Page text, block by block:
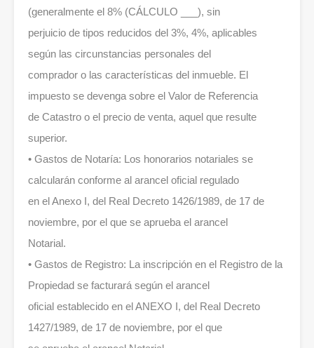
(generalmente el 8% (CÁLCULO ___), sin
perjuicio de tipos reducidos del 3%, 4%, aplicables
según las circunstancias personales del
comprador o las características del inmueble. El
impuesto se devenga sobre el Valor de Referencia
de Catastro o el precio de venta, aquel que resulte
superior.
• Gastos de Notaría: Los honorarios notariales se
calcularán conforme al arancel oficial regulado
en el Anexo I, del Real Decreto 1426/1989, de 17 de
noviembre, por el que se aprueba el arancel
Notarial.
• Gastos de Registro: La inscripción en el Registro de la
Propiedad se facturará según el arancel
oficial establecido en el ANEXO I, del Real Decreto
1427/1989, de 17 de noviembre, por el que